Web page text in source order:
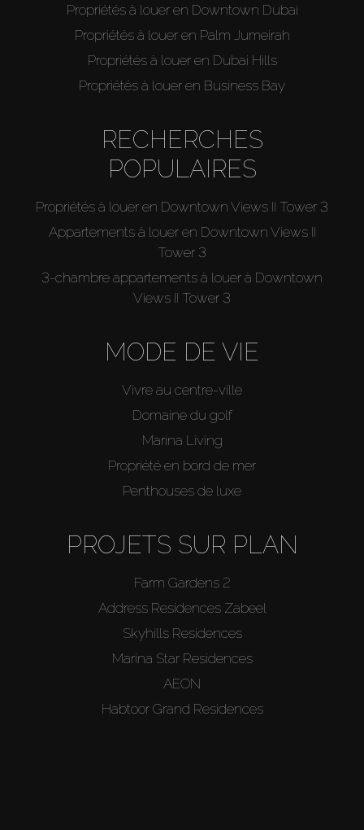
Propriétés à louer en Downtown Dubai
Propriétés à louer en Palm Jumeirah
Propriétés à louer en Dubai Hills
Propriétés à louer en Business Bay
RECHERCHES
POPULAIRES
Propriétés à louer en Downtown Views II Tower 3
Appartements à louer en Downtown Views II
Tower 3
3-chambre appartements à louer à Downtown
Views II Tower 3
MODE DE VIE
Vivre au centre-ville
Domaine du golf
Marina Living
Propriété en bord de mer
Penthouses de luxe
PROJETS SUR PLAN
Farm Gardens 2
Address Residences Zabeel
Skyhills Residences
Marina Star Residences
AEON
Habtoor Grand Residences